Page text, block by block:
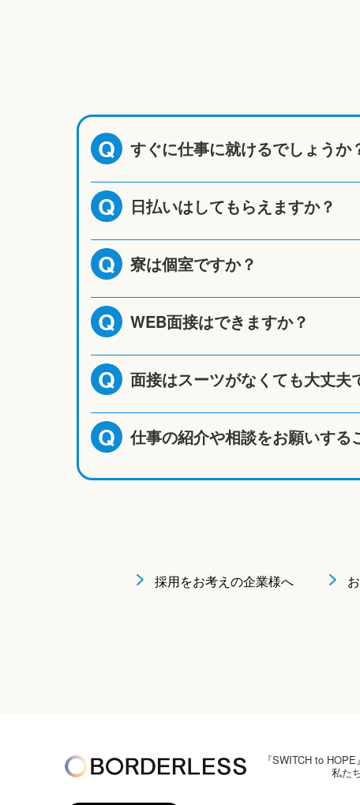
Q すぐに仕事に就けるでしょうか
Q 日払いはしてもらえますか？
Q 寮は個室ですか？
Q WEB面接はできますか？
Q 面接はスーツがなくても大丈夫
Q 仕事の紹介や相談をお願いする
採用をお考えの企業様へ
『SWITCH to
私た